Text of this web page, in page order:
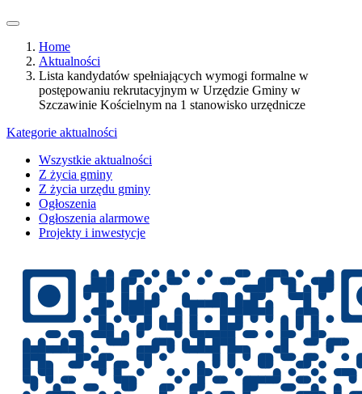
Home
Aktualności
Lista kandydatów spełniających wymogi formalne w
postępowaniu rekrutacyjnym w Urzędzie Gminy w
Szczawinie Kościelnym na 1 stanowisko urzędnicze
Kategorie aktualności
Wszystkie aktualności
Z życia gminy
Z życia urzędu gminy
Ogłoszenia
Ogłoszenia alarmowe
Projekty i inwestycje